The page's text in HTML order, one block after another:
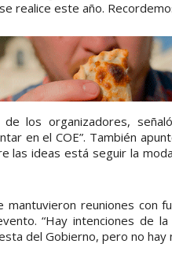
realice este año.
los organizadores,
en el COE”. También
las ideas está seguir la
mantuvieron reuniones con
“Hay intenciones de
del Gobierno, pero no hay